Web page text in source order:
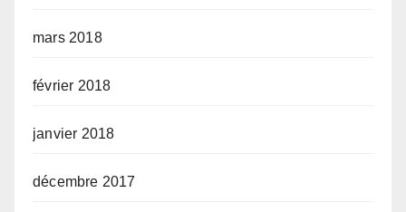
mars 2018
février 2018
janvier 2018
décembre 2017